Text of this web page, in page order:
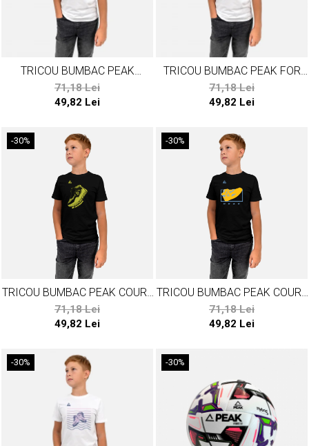
TRICOU BUMBAC PEAK
FREEFLOW ALB
71,18 Lei
49,82 Lei
TRICOU BUMBAC PEAK FOR
THE GAME ALB
71,18 Lei
49,82 Lei
-30%
TRICOU BUMBAC PEAK COURT
I NEGRU
71,18 Lei
49,82 Lei
-30%
TRICOU BUMBAC PEAK COURT
II NEGRU
71,18 Lei
49,82 Lei
-30% -30%